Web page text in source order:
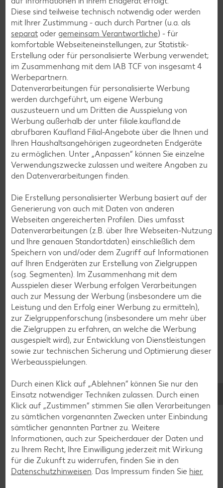
Plätzchen-Rezepte
Smoothie-Rezepte
Bowle-Rezepte
Cocktail-Rezepte
Avocado-Rezepte
Erdbeer-Rezepte
Blaubeer-Rezepte
Bananen-Rezepte
Zurück zu allen Rezepten
Glutenfreie Rezepte
Wer auf Gluten verzichtet, muss nicht automatisch auf
Vielfalt und Geschmack verzichten. Ob süß oder herzhaft –
mit unseren glutenfreien Rezepten zauberst du dir Gerichte,
die nicht nur verträglich, sondern auch richtig lecker sind.
Rezepte entdecken
Diese sind teilweise technisch notwendig oder werden
mit Ihrer Zustimmung - auch durch Partner (u.a. als
separat oder gemeinsam Verantwortliche) - für
komfortable Webseiteneinstellungen, zur Statistik-
Erstellung oder für personalisierte Werbung verwendet;
im Zusammenhang mit dem IAB TCF von insgesamt 4
Werbepartnern.
Datenverarbeitungen für personalisierte Werbung
werden durchgeführt, um eigene Werbung
auszusteuern und um Dritten die Ausspielung von
Werbung außerhalb der unter filiale.kaufland.de
abrufbaren Kaufland Filial-Angebote über die Ihnen und
Ihren Haushaltsangehörigen zugeordneten Endgeräte
zu ermöglichen. Unter „Anpassen“ können Sie einzelne
Verwendungszwecke zulassen und weitere Angaben zu
den Datenverarbeitungen finden.
Die Erstellung personalisierter Werbung basiert auf der
Generierung von auch mit Daten von anderen
Webseiten angereicherten Profilen. Dies umfasst
Datenverarbeitungen (z.B. über Ihre Webseiten-Nutzung
und Ihre genauen Standortdaten) einschließlich dem
Speichern von und/oder dem Zugriff auf Informationen
auf Ihren Endgeräten zur Erstellung von Zielgruppen
(sog. Segmenten). Im Zusammenhang mit dem
Ausspielen dieser Werbung erfolgen Verarbeitungen
auch zur Messung der Werbung (insbesondere um die
Leistung und den Erfolg einer Werbung zu ermitteln),
zur Zielgruppenforschung (insbesondere um mehr über
die Zielgruppen zu erfahren, an welche die Werbung
ausgespielt wird), zur Entwicklung von Dienstleistungen
sowie zur technischen Sicherung und Optimierung dieser
Werbeausspielungen.
Durch einen Klick auf „Ablehnen“ können Sie nur den
Einsatz notwendiger Techniken zulassen. Durch einen
Klick auf „Zustimmen“ stimmen Sie allen Verarbeitungen
zu sämtlichen vorgenannten Zwecken unter Einbindung
sämtlicher genannten Partner zu. Weitere
Informationen, auch zur Speicherdauer der Daten und
zu Ihrem Recht, Ihre Einwilligung jederzeit mit Wirkung
für die Zukunft zu widerrufen, finden Sie in den
Datenschutzhinweisen. Das Impressum finden Sie hier.